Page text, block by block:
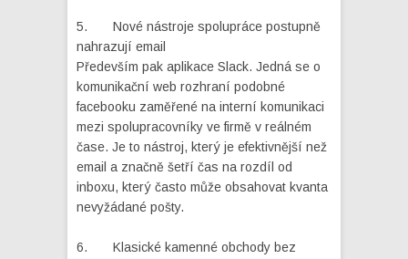
5. Nové nástroje spolupráce postupně
nahrazují email
Především pak aplikace Slack. Jedná se o
komunikační web rozhraní podobné
facebooku zaměřené na interní komunikaci
mezi spolupracovníky ve firmě v reálném
čase. Je to nástroj, který je efektivnější než
email a značně šetří čas na rozdíl od
inboxu, který často může obsahovat kvanta
nevyžádané pošty.
6. Klasické kamenné obchody bez